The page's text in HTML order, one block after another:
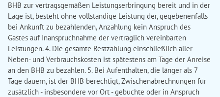
BHB zur vertragsgemäßen Leistungserbringung bereit und in der
Lage ist, besteht ohne vollständige Leistung der, gegebenenfalls
bei Ankunft zu bezahlenden, Anzahlung kein Anspruch des
Gastes auf Inanspruchnahme der vertraglich vereinbarten
Leistungen. 4. Die gesamte Restzahlung einschließlich aller
Neben- und Verbrauchskosten ist spätestens am Tage der Anreise
an den BHB zu bezahlen. 5. Bei Aufenthalten, die länger als 7
Tage dauern, ist der BHB berechtigt, Zwischenabrechnungen für
zusätzlich - insbesondere vor Ort - gebuchte oder in Anspruch